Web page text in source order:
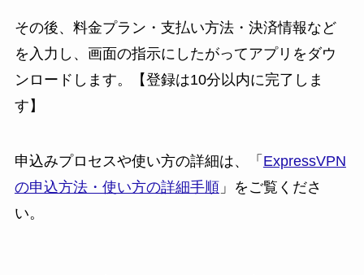
その後、料金プラン・支払い方法・決済情報など
を入力し、画面の指示にしたがってアプリをダウ
ンロードします。【登録は10分以内に完了しま
す】
申込みプロセスや使い方の詳細は、「 ExpressVPN
の申込方法・使い方の詳細手順」をご覧くださ
い。